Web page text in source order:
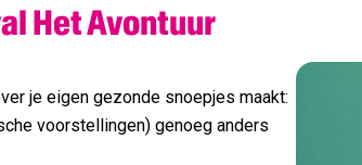
Het Avontuur
je eigen gezonde snoepjes maakt:
voorstellingen) genoeg anders